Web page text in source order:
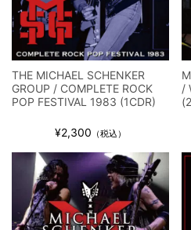
全収録！
*NEW RELEASE (最新約3ヶ月)
スコーピオンズ / 2024年6月15日
*NEW RELEASE (最新約3ヶ月)
マネスキン / 2024年6月9日 ドイツ
全収録！
リアム・ギャラガー / 2024年6月1
全収録！
*NEW RELEASE (最新約3ヶ月)
メガデス / 2023年8月4日 ドイツ
*NEW RELEASE (最新約3ヶ月)
THE MICHAEL SCHENKER
GROUP / COMPLETE ROCK
POP FESTIVAL 1983 (1CDR)
¥2,300 （税込）
/